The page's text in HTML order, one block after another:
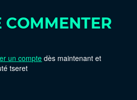
COMMENTER
un compte dès maintenant et
tseret